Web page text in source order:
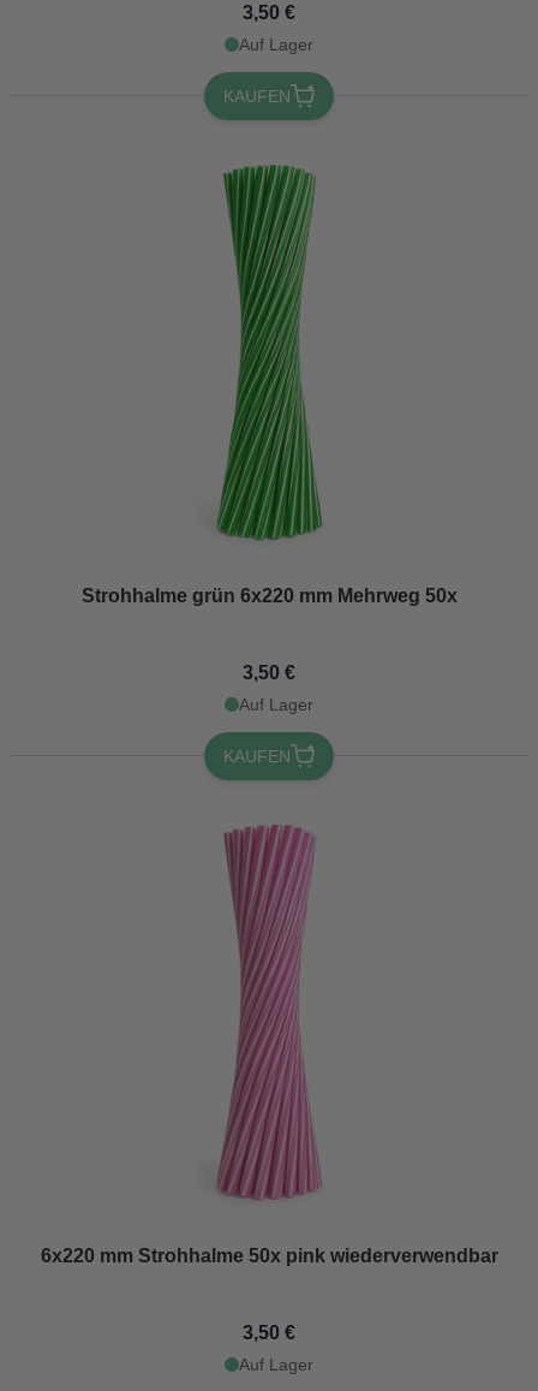
3,50 €
Auf Lager
KAUFEN
Strohhalme grün 6x220 mm Mehrweg 50x
3,50 €
Auf Lager
KAUFEN
6x220 mm Strohhalme 50x pink wiederverwendbar
3,50 €
Auf Lager